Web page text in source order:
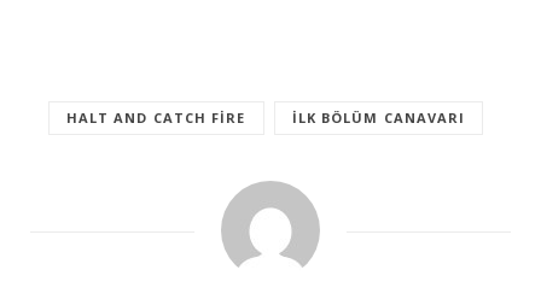
HALT AND CATCH FIRE ILK BÖLÜM CANAVARI